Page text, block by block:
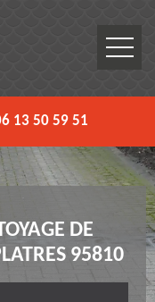
13 50 59 51
DE
95810